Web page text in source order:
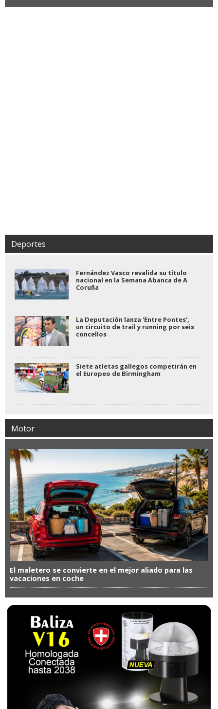
Deportes
Fernández Vasco revalida su título
nacional en la Semana Abanca de A
Coruña
La Deputación lanza 'Entre Pontes',
un circuito de trail y running por seis
concellos
Siete atletas gallegos competirán en
el Europeo de Birmingham
Motor
El maletero se convierte en el mejor aliado para las
vacaciones en coche